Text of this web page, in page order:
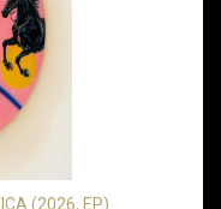
(2026, EP)